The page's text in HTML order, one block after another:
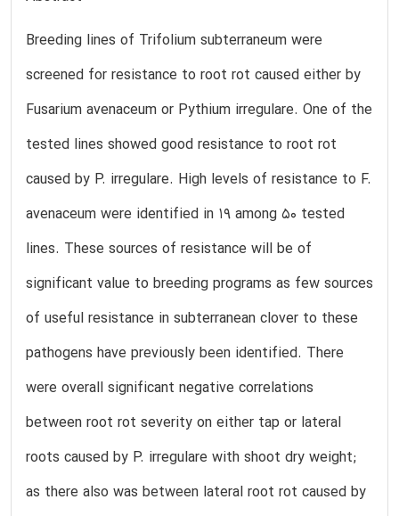
Breeding lines of Trifolium subterraneum were
screened for resistance to root rot caused either by
Fusarium avenaceum or Pythium irregulare. One of the
tested lines showed good resistance to root rot
caused by P. irregulare. High levels of resistance to F.
avenaceum were identified in 19 among 50 tested
lines. These sources of resistance will be of
significant value to breeding programs as few sources
of useful resistance in subterranean clover to these
pathogens have previously been identified. There
were overall significant negative correlations
between root rot severity on either tap or lateral
roots caused by P. irregulare with shoot dry weight;
as there also was between lateral root rot caused by